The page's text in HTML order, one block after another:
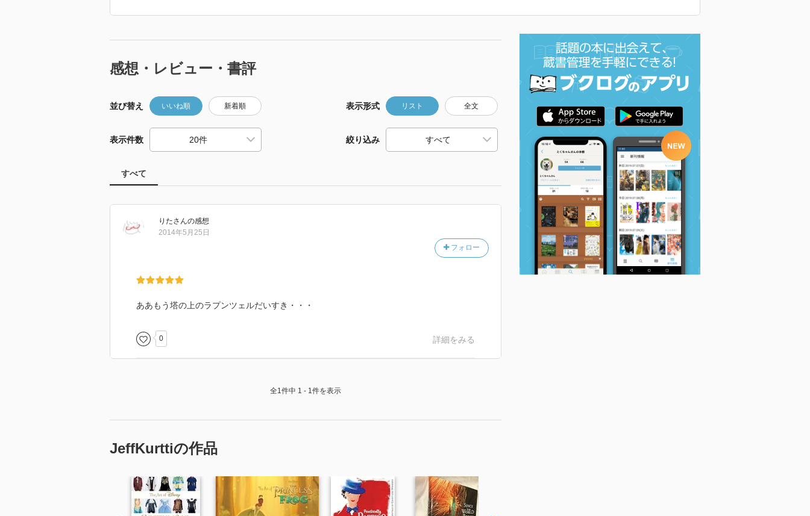
感想・レビュー・書評
並び替え いいね順 新着順 表示形式 リスト 全文
表示件数 絞り込み
すべて
りたさんの感想
フォロー
2014年5月25日
ああもう塔の上のラプンツェルだいすき・・・
0 詳細をみる
全1件中 1 - 1件を表示
JeffKurttiの作品